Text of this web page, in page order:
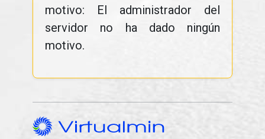
motivo: El administrador del
servidor no ha dado ningún
motivo.